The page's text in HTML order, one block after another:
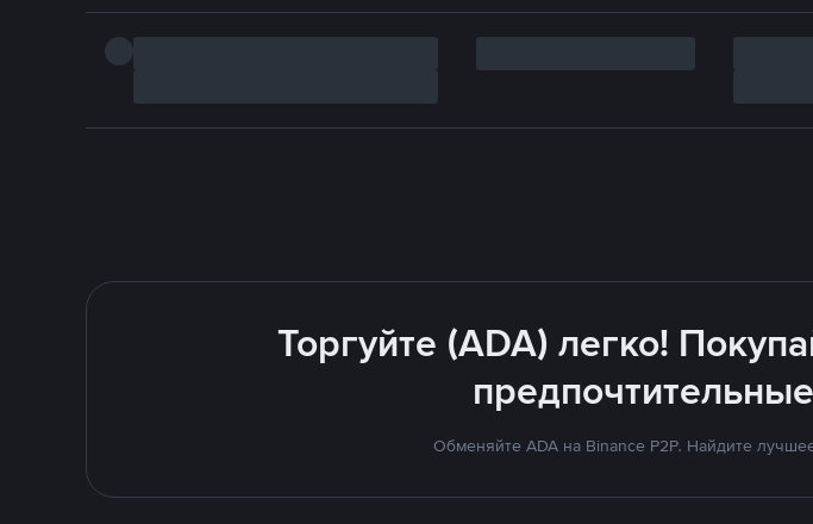
Торгуйте (ADA) легко!
Обменяйте ADA на Binance P2P. Найдите